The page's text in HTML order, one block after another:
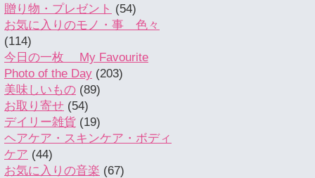
贈り物・プレゼント (54)
お気に入りのモノ・事 色々
(114)
今日の一枚 My Favourite
Photo of the Day (203)
美味しいもの (89)
お取り寄せ (54)
デイリー雑貨 (19)
ヘアケア・スキンケア・ボディ
ケア (44)
お気に入りの音楽 (67)